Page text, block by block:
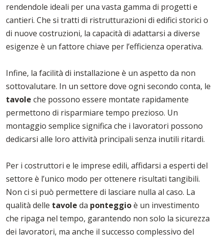
rendendole ideali per una vasta gamma di progetti e
cantieri. Che si tratti di ristrutturazioni di edifici storici o
di nuove costruzioni, la capacità di adattarsi a diverse
esigenze è un fattore chiave per l’efficienza operativa.
Infine, la facilità di installazione è un aspetto da non
sottovalutare. In un settore dove ogni secondo conta, le
tavole che possono essere montate rapidamente
permettono di risparmiare tempo prezioso. Un
montaggio semplice significa che i lavoratori possono
dedicarsi alle loro attività principali senza inutili ritardi.
Per i costruttori e le imprese edili, affidarsi a esperti del
settore è l’unico modo per ottenere risultati tangibili.
Non ci si può permettere di lasciare nulla al caso. La
qualità delle tavole da ponteggioè un investimento
che ripaga nel tempo, garantendo non solo la sicurezza
dei lavoratori, ma anche il successo complessivo del